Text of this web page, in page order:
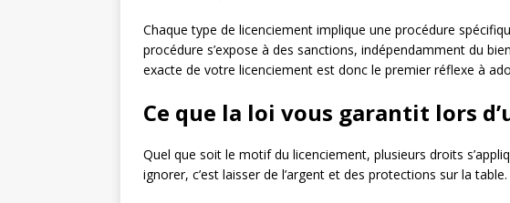
Chaque type de licenciement implique une procédure
procédure s’expose à des sanctions, indépendamment du
exacte de votre licenciement est donc le premier réflexe à
Ce que la loi vous garantit lors
Quel que soit le motif du licenciement, plusieurs droits
ignorer, c’est laisser de l’argent et des protections sur la table.